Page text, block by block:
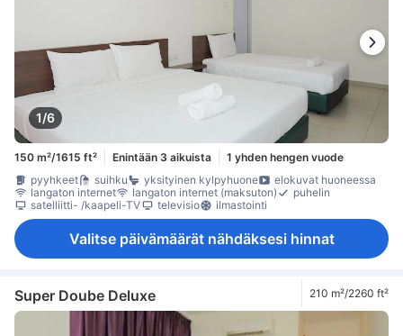
1/6
150 m²/1615 ft² Enintään 3 aikuista
1 yhden hengen vuode
pyyhkeet
suihku yksityinen kylpyhuone
elokuvat huoneessa
langaton internet
langaton internet (maksuton)
puhelin
satelliitti- /kaapeli-TV
televisio ilmastointi
Valitse päivämäärät nähdäksesi hinnat
Super Doube Deluxe 210 m²/2260 ft²